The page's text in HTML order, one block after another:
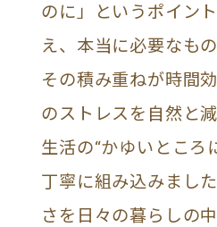
のに」というポイン
え、本当に必要なも
その積み重ねが時間
のストレスを自然と
生活の“かゆいところ
丁寧に組み込みまし
さを日々の暮らしの